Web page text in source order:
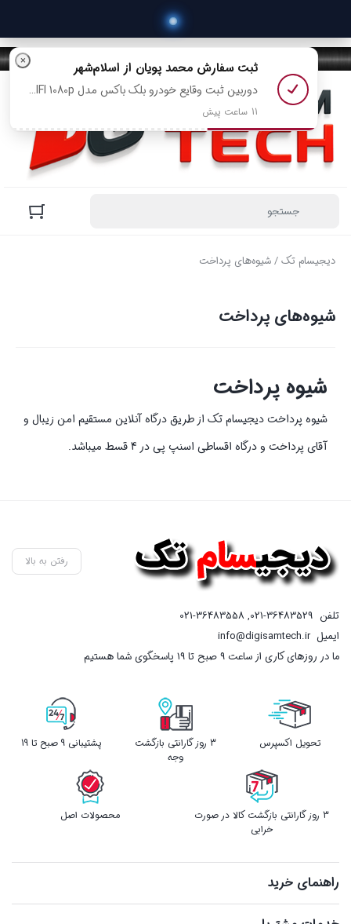
دیجیسام تک/ شیوه‌های پرداخت
شیوه‌های پرداخت
شیوه پرداخت
شیوه پرداخت دیجیسام تک از طریق درگاه آنلاین مستقیم امن زیبال و
آقای پرداخت و درگاه اقساطی اسنپ پی در 4 قسط میباشد.
رفتن به بالا
تلفن 021-36483529
,
021-36483558
ایمیلinfo@digisamtech.ir
ما در روزهای کاری از ساعت ۹ صبح تا ۱۹ پاسخگوی شما هستیم
تحویل اکسپرس
3 روز گارانتی بازگشت
وجه
پشتیبانی 9 صبح تا 19
3 روز گارانتی بازگشت کالا در صورت
خرابی
محصولات اصل
راهنمای خرید
× ثبت سفارش محمد پویان از اسلام‌شهر
دوربین ثبت وقایع خودرو بلک باکس مدل A16 WIFI 1080p رو خرید کرد
11 ساعت پیش